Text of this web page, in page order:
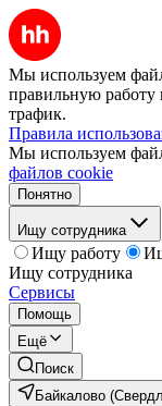
Мы используем
правильную работу
трафик.
Правила
Мы используем
файлов cookie
Понятно
Ищу сотрудника
Ищу работу
Ищу сотрудника
Сервисы
Помощь
Ещё
Поиск
Байкалово